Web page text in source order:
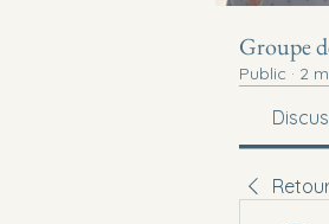
Groupe
Public · 2